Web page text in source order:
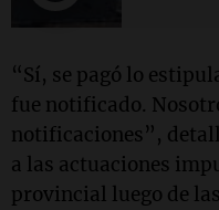
“Sí, se pagó lo
fue notificado.
notificaciones”,
a las actuaciones
provincial luego de